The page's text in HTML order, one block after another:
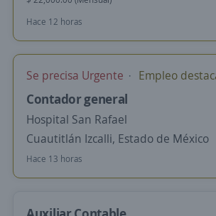
Hace 12 horas
Se precisa Urgente Empleo
Contador general
Hospital San Rafael
Cuautitlán Izcalli, Estado de México
Hace 13 horas